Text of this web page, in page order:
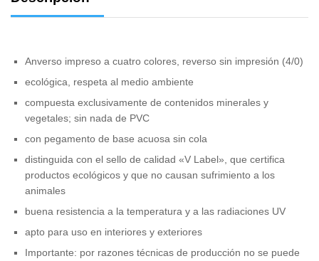
Anverso impreso a cuatro colores, reverso sin impresión (4/0)
ecológica, respeta al medio ambiente
compuesta exclusivamente de contenidos minerales y
vegetales; sin nada de PVC
con pegamento de base acuosa sin cola
distinguida con el sello de calidad «V Label», que certifica
productos ecológicos y que no causan sufrimiento a los
animales
buena resistencia a la temperatura y a las radiaciones UV
apto para uso en interiores y exteriores
Importante: por razones técnicas de producción no se puede